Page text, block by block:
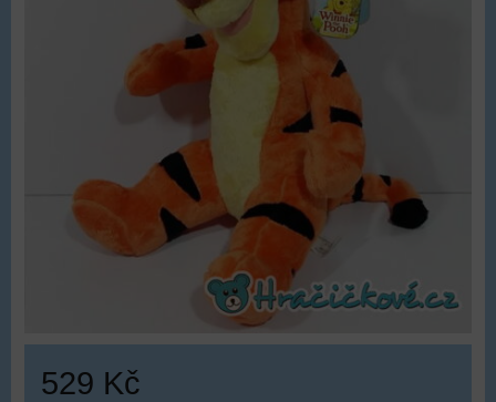
529 Kč